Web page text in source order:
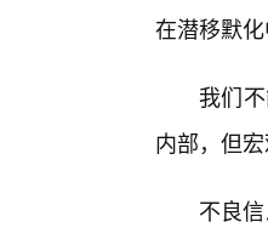
在潜移默
我们
内部，但
不良